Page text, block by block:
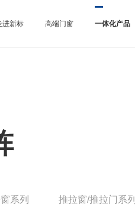
进新标 高端门窗 一体化产品
系列 推拉窗/推拉门系列